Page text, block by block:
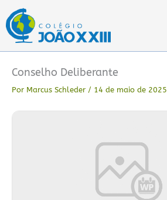
para
conteúdo
Conselho Deliberante
Por Marcus Schleder / 14 de maio de 2025